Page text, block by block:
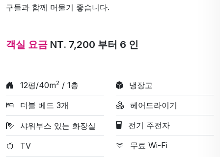
구들과 함께 머물기 좋습니다.
객실 요금 NT. 7,200 부터 6 인
12평/40m2 / 1층
더블 베드 3개
샤워부스 있는 화장실
TV
냉장고
헤어드라이기
전기 주전자
무료 Wi-Fi